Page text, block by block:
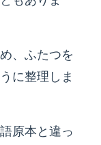
、ふたつを
に整理しま
原本と違っ